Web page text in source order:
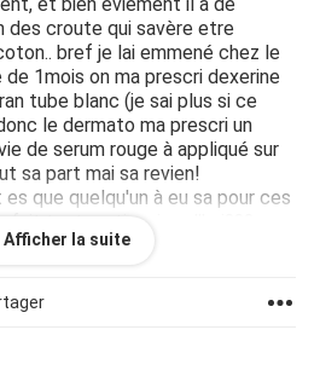
des croute qui savère etre
bref je lai emmené chez le
1mois on ma prescri dexerine
tube blanc (je sai plus si ce
le dermato ma prescri un
de serum rouge à appliqué sur
sa part mai sa revien!
que quelqu'un à eu sa pour ces
fait tout partir aujourd'hui??? car
pour ces vaccins et à ce
fils. merci beaucouip à ceux qui
Afficher la suite